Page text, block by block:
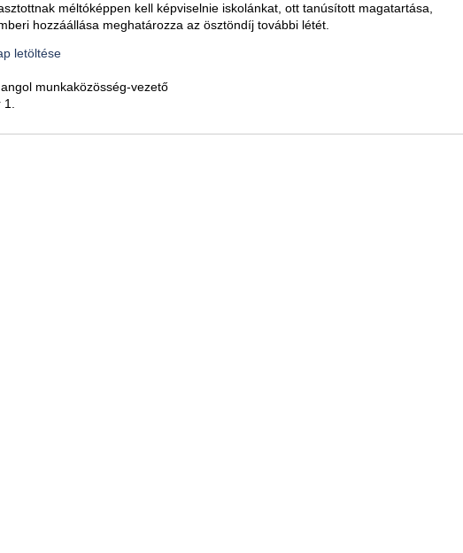
méltóképpen kell képviselnie iskolánkat, ott tanúsított magatartása,
hozzáállása meghatározza az ösztöndíj további létét.
letöltése
angol munkaközösség-vezető
1.